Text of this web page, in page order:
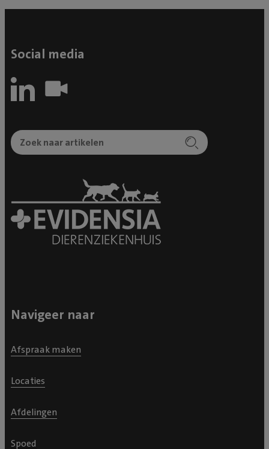
Social media
Navigeer naar
Afspraak maken
Locaties
Afdelingen
Spoed